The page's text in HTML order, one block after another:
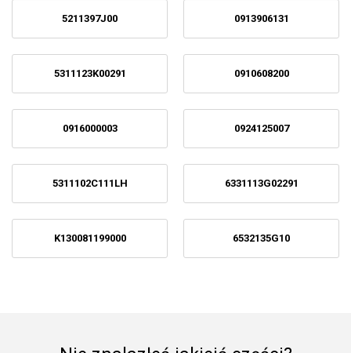
5211397J00 0913906131
5311123K00291 0910608200
0916000003 0924125007
5311102C111LH 6331113G02291
K130081199000 6532135G10